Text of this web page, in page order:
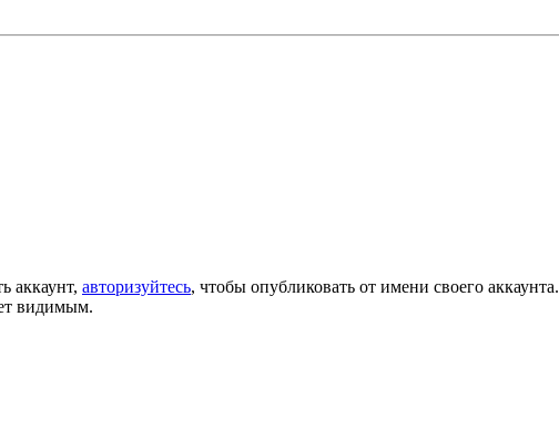
аккаунт, авторизуйтесь, чтобы опубликовать от имени своего аккаунта.
видимым.